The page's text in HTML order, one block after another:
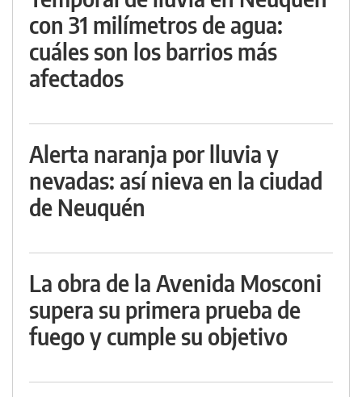
con 31 milímetros de agua:
cuáles son los barrios más
afectados
Alerta naranja por lluvia y
nevadas: así nieva en la ciudad
de Neuquén
La obra de la Avenida Mosconi
supera su primera prueba de
fuego y cumple su objetivo